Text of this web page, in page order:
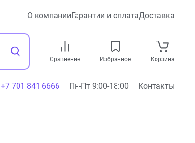
О компанииГарантии и оплатаДоставка
Сравнение Избранное Корзина
+7 701 841 6666 Пн-Пт 9:00-18:00 Контакты